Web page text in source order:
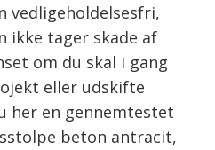
vedligeholdelsesfri,
ikke tager skade af
om du skal i gang
eller udskifte
her en gennemtestet
beton antracit,